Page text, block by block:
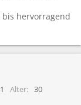
hervorragend
Alter
30